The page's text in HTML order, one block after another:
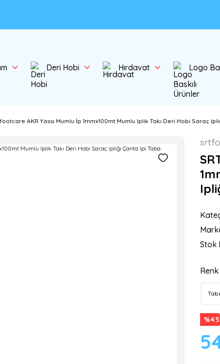
Deri Hobi Hırdavat Logo
AKR Yassı Mumlu İp 1mmx100mt Mumlu Iplik Takı Deri Hobi Saraç
Stok
Renk
%45